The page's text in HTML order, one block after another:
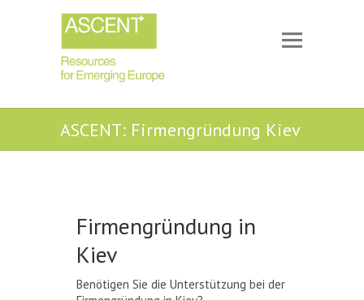
ASCENT: Firmengründung Kiev
Firmengründung in
Kiev
Benötigen Sie die Unterstützung bei der